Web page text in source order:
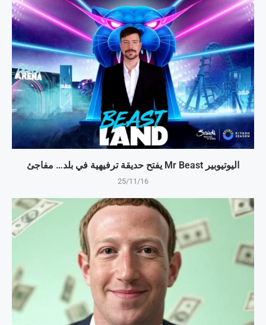
اليوتيوبير Mr Beast يفتح حديقة ترفيهية في بلد… مفاجئ
25/11/16